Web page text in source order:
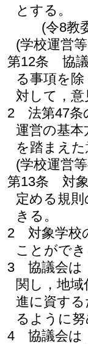
とする。
(令8教
(学校運営
第12条
協
る事項を除
対して，
2
法第47条
運営の基
を踏まえ
(学校運営
第13条
対
定める規
きる。
2
対象学校
ことがで
3
協議会は
関し，地
進に資す
るように
4
協議会は